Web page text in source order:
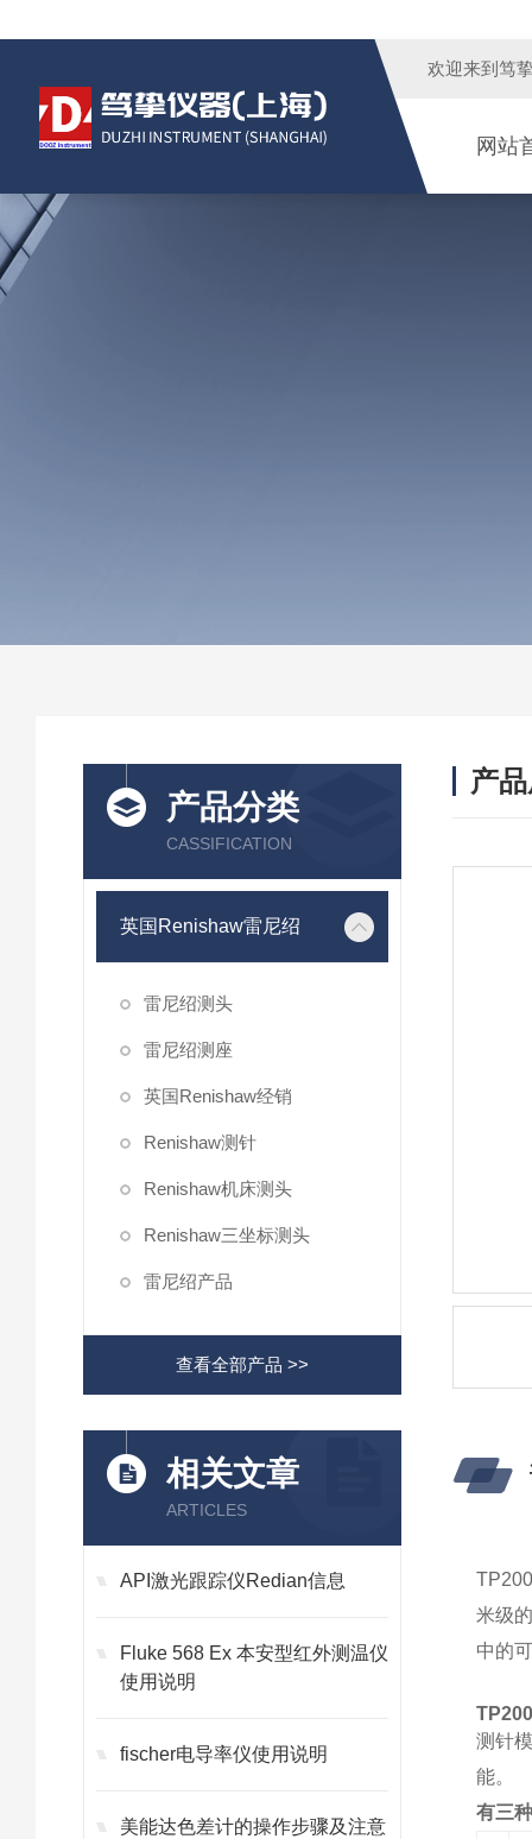
欢迎来到 笃
网站
产品分类
CASSIFICATION
英国Renishaw雷尼绍
雷尼绍测头
雷尼绍测座
英国Renishaw经销
Renishaw测针
Renishaw机床测头
Renishaw三坐标测头
雷尼绍产品
查看全部产品 >>
相关文章
ARTICLES
API激光跟踪仪Redian信息
Fluke 568 Ex 本安型红外测温仪
使用说明
fischer电导率仪使用说明
美能达色差计的操作步骤及注意
产
米级
中的
测针
能。
有三